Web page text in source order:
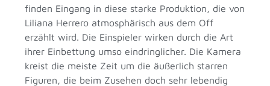
finden Eingang in diese starke Produktion, die von
Liliana Herrero atmosphärisch aus dem Off
erzählt wird. Die Einspieler wirken durch die Art
ihrer Einbettung umso eindringlicher. Die Kamera
kreist die meiste Zeit um die äußerlich starren
Figuren, die beim Zusehen doch sehr lebendig